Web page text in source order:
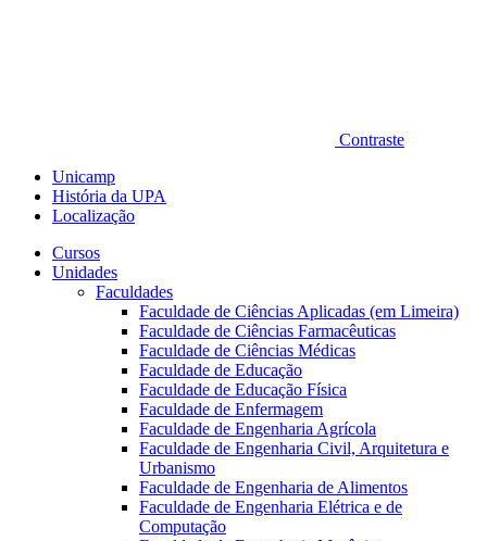
Contraste
Unicamp
História da UPA
Localização
Cursos
Unidades
Faculdades
Faculdade de Ciências Aplicadas (em Limeira)
Faculdade de Ciências Farmacêuticas
Faculdade de Ciências Médicas
Faculdade de Educação
Faculdade de Educação Física
Faculdade de Enfermagem
Faculdade de Engenharia Agrícola
Faculdade de Engenharia Civil, Arquitetura e
Urbanismo
Faculdade de Engenharia de Alimentos
Faculdade de Engenharia Elétrica e de
Computação